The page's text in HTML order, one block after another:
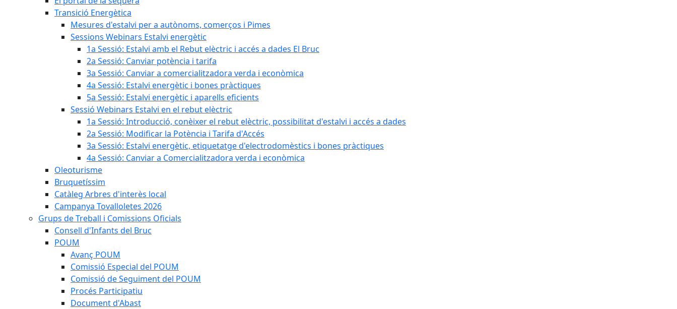
Transició Energètica
Mesures d'estalvi per a autònoms, comerços i Pimes
Sessions Webinars Estalvi energètic
1a Sessió: Estalvi amb el Rebut elèctric i accés a dades El Bruc
2a Sessió: Canviar potència i tarifa
3a Sessió: Canviar a comercialitzadora verda i econòmica
4a Sessió: Estalvi energètic i bones pràctiques
5a Sessió: Estalvi energètic i aparells eficients
Sessió Webinars Estalvi en el rebut elèctric
1a Sessió: Introducció, conèixer el rebut elèctric, possibilitat d'estalvi i accés a dades
2a Sessió: Modificar la Potència i Tarifa d'Accés
3a Sessió: Estalvi energètic, etiquetatge d'electrodomèstics i bones pràctiques
4a Sessió: Canviar a Comercialitzadora verda i econòmica
Oleoturisme
Bruquetíssim
Catàleg Arbres d'interès local
Campanya Tovalloletes 2026
Grups de Treball i Comissions Oficials
Consell d'Infants del Bruc
POUM
Avanç POUM
Comissió Especial del POUM
Comissió de Seguiment del POUM
Procés Participatiu
Document d'Abast